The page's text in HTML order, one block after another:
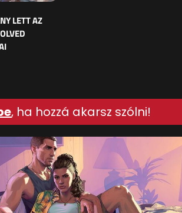
LETT AZ
, ha hozzá akarsz szólni!